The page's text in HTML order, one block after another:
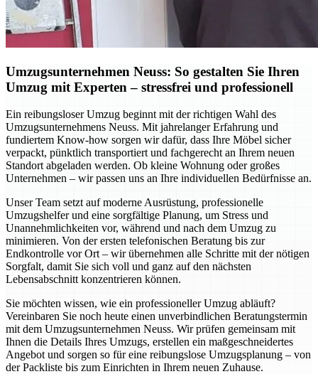
Umzugsunternehmen Neuss: So gestalten Sie Ihren
Umzug mit Experten – stressfrei und professionell
Ein reibungsloser Umzug beginnt mit der richtigen Wahl des
Umzugsunternehmens Neuss. Mit jahrelanger Erfahrung und
fundiertem Know-how sorgen wir dafür, dass Ihre Möbel sicher
verpackt, pünktlich transportiert und fachgerecht an Ihrem neuen
Standort abgeladen werden. Ob kleine Wohnung oder großes
Unternehmen – wir passen uns an Ihre individuellen Bedürfnisse an.
Unser Team setzt auf moderne Ausrüstung, professionelle
Umzugshelfer und eine sorgfältige Planung, um Stress und
Unannehmlichkeiten vor, während und nach dem Umzug zu
minimieren. Von der ersten telefonischen Beratung bis zur
Endkontrolle vor Ort – wir übernehmen alle Schritte mit der nötigen
Sorgfalt, damit Sie sich voll und ganz auf den nächsten
Lebensabschnitt konzentrieren können.
Sie möchten wissen, wie ein professioneller Umzug abläuft?
Vereinbaren Sie noch heute einen unverbindlichen Beratungstermin
mit dem Umzugsunternehmen Neuss. Wir prüfen gemeinsam mit
Ihnen die Details Ihres Umzugs, erstellen ein maßgeschneidertes
Angebot und sorgen so für eine reibungslose Umzugsplanung – von
der Packliste bis zum Einrichten in Ihrem neuen Zuhause.